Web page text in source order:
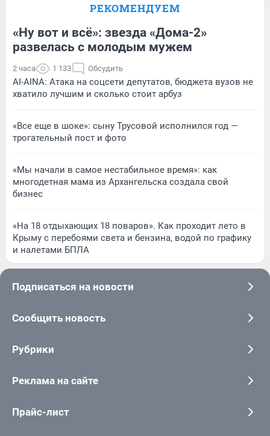
РЕКОМЕНДУЕМ
«Ну вот и всё»: звезда «Дома-2»
развелась с молодым мужем
2 часа 1 133 Обсудить
AI-AINA: Атака на соцсети депутатов, бюджета вузов не
хватило лучшим и сколько стоит арбуз
«Все еще в шоке»: сыну Трусовой исполнился год —
трогательный пост и фото
«Мы начали в самое нестабильное время»: как
многодетная мама из Архангельска создала свой
бизнес
«На 18 отдыхающих 18 поваров». Как проходит лето в
Крыму с перебоями света и бензина, водой по графику
и налетами БПЛА
Подписаться на новости
Сообщить новость
Рубрики
Реклама на сайте
Прайс-лист